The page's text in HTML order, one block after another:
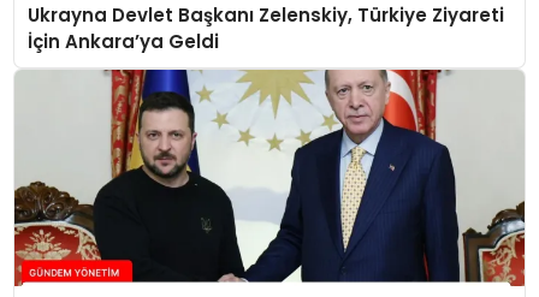
Ukrayna Devlet Başkanı Zelenskiy, Türkiye Ziyareti
İçin Ankara’ya Geldi